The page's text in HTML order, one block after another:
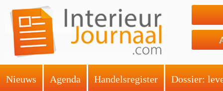
Nieuws Agenda Handelsregister Dossier: